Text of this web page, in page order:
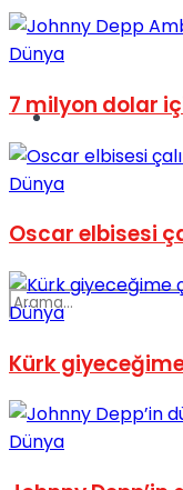
Podcast
Dünya
7 milyon dolar
Dünya
Oscar elbisesi
Dünya
Kürk
Dünya